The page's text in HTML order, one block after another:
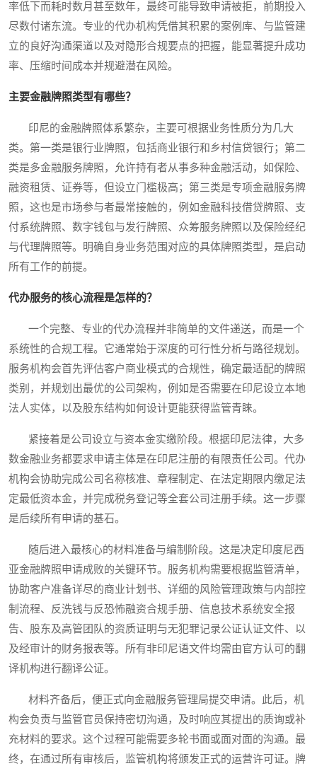
率低下而耗时数月甚至数年，最终可能导致申请被拒，前期投入
尽数付诸东流。专业的代办机构凭借其积累的案例库、与监管建
立的良好沟通渠道以及对隐形合规要点的把握，能显著提升成功
率、压缩时间成本并规避潜在风险。
主要金融牌照类型有哪些？
印尼的金融牌照体系繁杂，主要可根据业务性质分为几大
类。第一类是银行业牌照，包括商业银行和乡村信贷银行；第二
类是多金融服务牌照，允许持有者从事多种金融活动，如保险、
融资租赁、证券等，但设立门槛极高；第三类是专项金融服务牌
照，这也是市场参与者最常接触的，例如金融科技借贷牌照、支
付系统牌照、数字钱包与发行牌照、众筹服务牌照以及保险经纪
与代理牌照等。明确自身业务范围对应的具体牌照类型，是启动
所有工作的前提。
代办服务的核心流程是怎样的？
一个完整、专业的代办流程并非简单的文件递送，而是一个
系统性的合规工程。它通常始于深度的可行性分析与路径规划。
服务机构会首先评估客户商业模式的合规性，确定最适配的牌照
类别，并规划出最优的公司架构，例如是否需要在印尼设立本地
法人实体，以及股东结构如何设计更能获得监管青睐。
紧接着是公司设立与资本金实缴阶段。根据印尼法律，大多
数金融业务都要求申请主体是在印尼注册的有限责任公司。代办
机构会协助完成公司名称核准、章程制定、在法定期限内缴足法
定最低资本金，并完成税务登记等全套公司注册手续。这一步骤
是后续所有申请的基石。
随后进入最核心的材料准备与编制阶段。这是决定印度尼西
亚金融牌照申请成败的关键环节。服务机构需要根据监管清单，
协助客户准备详尽的商业计划书、详细的风险管理政策与内部控
制流程、反洗钱与反恐怖融资合规手册、信息技术系统安全报
告、股东及高管团队的资质证明与无犯罪记录公证认证文件、以
及经审计的财务报表等。所有非印尼语文件均需由官方认可的翻
译机构进行翻译公证。
材料齐备后，便正式向金融服务管理局提交申请。此后，机
构会负责与监管官员保持密切沟通，及时响应其提出的质询或补
充材料的要求。这个过程可能需要多轮书面或面对面的沟通。最
终，在通过所有审核后，监管机构将颁发正式的运营许可证。牌